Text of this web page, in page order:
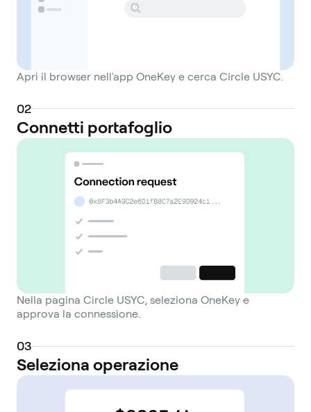
Apri il browser nell'app OneKey e cerca Circle USYC.
02
Connetti portafoglio
Nella pagina Circle USYC, seleziona OneKey e
approva la connessione.
03
Seleziona operazione